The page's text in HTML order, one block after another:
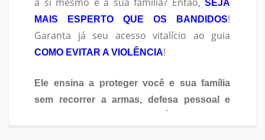
SEJA
MAIS ESPERTO QUE OS BANDIDOS!
Garanta já seu acesso vitalício ao guia
COMO EVITAR A VIOLÊNCIA!
Ele ensina a proteger você e sua família
sem recorrer a armas, defesa pessoal e